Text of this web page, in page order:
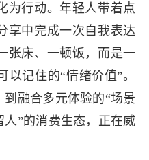
为行动。年轻人带着点
享中完成一次自我表达
张床、一顿饭，而是一
记住的“情绪价值”。
到融合多元体验的“场景
人”的消费生态，正在威